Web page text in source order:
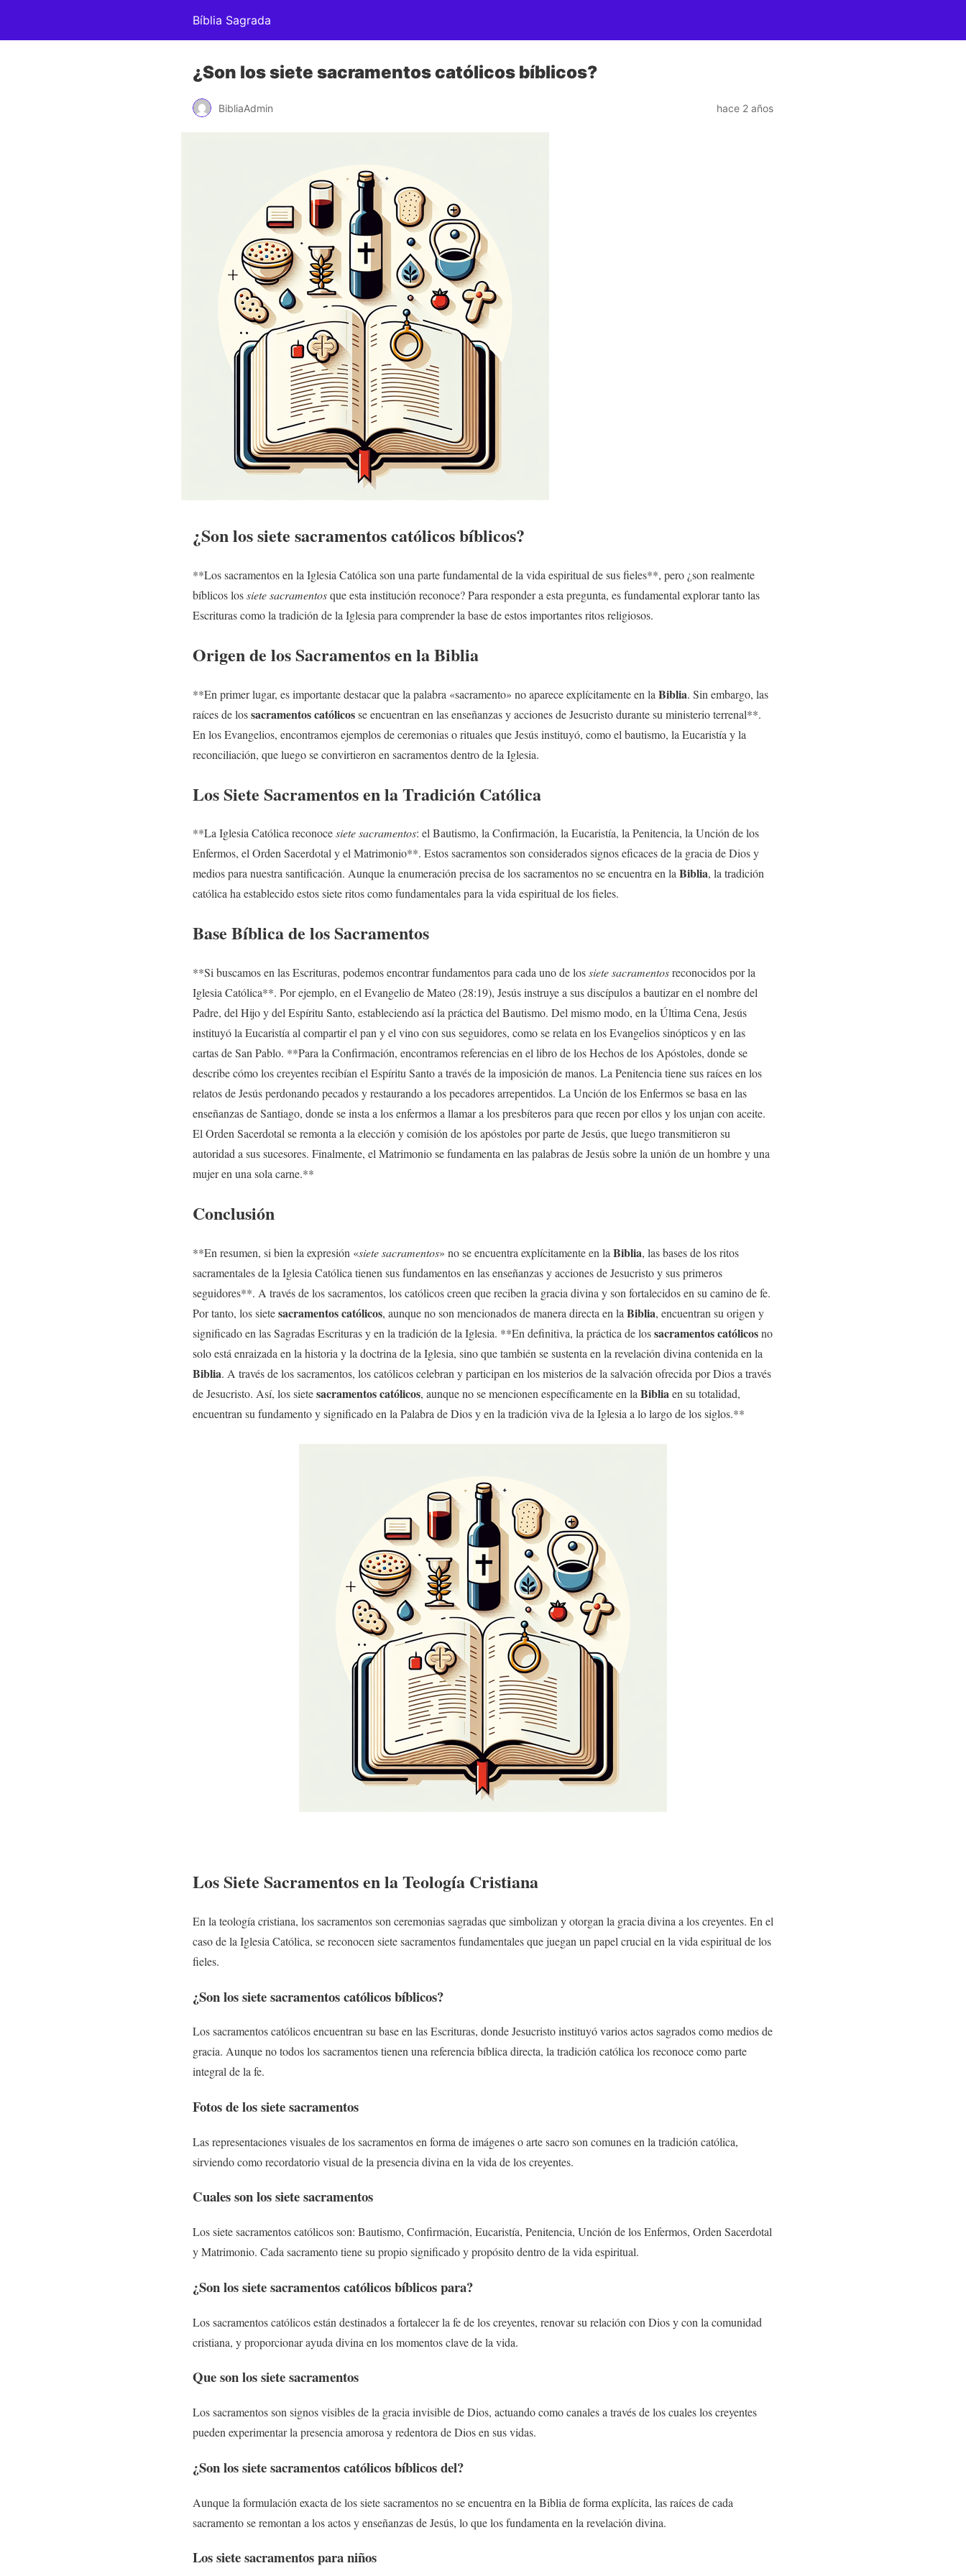
Bíblia Sagrada
¿Son los siete sacramentos católicos bíblicos?
BibliaAdmin hace 2 años
¿Son los siete sacramentos católicosbíblicos?
**Los sacramentos en la Iglesia Católica son una parte fundamental de la vida espiritual de sus fieles**, pero ¿son realmente
bíblicos lossiete sacramentosque esta institución reconoce? Para responder a esta pregunta, es fundamental explorar tanto las
Escrituras como la tradición de la Iglesia para comprender la base de estos importantes ritos religiosos.
Origen de los Sacramentos en laBiblia
**En primer lugar, es importante destacar que la palabra «sacramento» no aparece explícitamente en la Biblia. Sin embargo, las
raíces de lossacramentos católicosse encuentran en las enseñanzas y acciones de Jesucristo durante su ministerio terrenal**.
En los Evangelios, encontramos ejemplos de ceremonias o rituales que Jesús instituyó, como el bautismo, la Eucaristía y la
reconciliación, que luego se convirtieron en sacramentos dentro de la Iglesia.
Los Siete Sacramentos en la Tradición Católica
**La Iglesia Católica reconocesiete sacramentos: el Bautismo, la Confirmación, la Eucaristía, la Penitencia, la Unción de los
Enfermos, el Orden Sacerdotal y el Matrimonio**. Estos sacramentos son considerados signos eficaces de la gracia de Dios y
medios para nuestra santificación. Aunque la enumeración precisa de los sacramentos no se encuentra en laBiblia, la tradición
católica ha establecido estos siete ritos como fundamentales para la vida espiritual de los fieles.
Base Bíblica de los Sacramentos
**Si buscamos en las Escrituras, podemos encontrar fundamentos para cada uno de lossiete sacramentosreconocidos por la
Iglesia Católica**. Por ejemplo, en el Evangelio de Mateo (28:19), Jesús instruye a sus discípulos a bautizar en el nombre del
Padre, del Hijo y del Espíritu Santo, estableciendo así la práctica del Bautismo. Del mismo modo, en la Última Cena, Jesús
instituyó la Eucaristía al compartir el pan y el vino con sus seguidores, como se relata en los Evangelios sinópticos y en las
cartas de San Pablo. **Para la Confirmación, encontramos referencias en el libro de los Hechos de los Apóstoles, donde se
describe cómo los creyentes recibían el Espíritu Santo a través de la imposición de manos. La Penitencia tiene sus raíces en los
relatos de Jesús perdonando pecados y restaurando a los pecadores arrepentidos. La Unción de los Enfermos se basa en las
enseñanzas de Santiago, donde se insta a los enfermos a llamar a los presbíteros para que recen por ellos y los unjan con aceite.
El Orden Sacerdotal se remonta a la elección y comisión de los apóstoles por parte de Jesús, que luego transmitieron su
autoridad a sus sucesores. Finalmente, el Matrimonio se fundamenta en las palabras de Jesús sobre la unión de un hombre y una
mujer en una sola carne.**
Conclusión
**En resumen, si bien la expresión «siete sacramentos» no se encuentra explícitamente en la Biblia, las bases de los ritos
sacramentales de la Iglesia Católica tienen sus fundamentos en las enseñanzas y acciones de Jesucristo y sus primeros
seguidores**. A través de los sacramentos, los católicos creen que reciben la gracia divina y son fortalecidos en su camino de fe.
Por tanto, los sietesacramentos católicos, aunque no son mencionados de manera directa en la Biblia, encuentran su origen y
significado en las Sagradas Escrituras y en la tradición de la Iglesia. **En definitiva, la práctica de lossacramentos católicosno
solo está enraizada en la historia y la doctrina de la Iglesia, sino que también se sustenta en la revelación divina contenida en la
Biblia. A través de los sacramentos, los católicos celebran y participan en los misterios de la salvación ofrecida por Dios a través
de Jesucristo. Así, los sietesacramentos católicos, aunque no se mencionen específicamente en la Bibliaen su totalidad,
encuentran su fundamento y significado en la Palabra de Dios y en la tradición viva de la Iglesia a lo largo de los siglos.**
Los Siete Sacramentos en la Teología Cristiana
En la teología cristiana, los sacramentos son ceremonias sagradas que simbolizan y otorgan la gracia divina a los creyentes. En el
caso de la Iglesia Católica, se reconocen siete sacramentos fundamentales que juegan un papel crucial en la vida espiritual de los
fieles.
¿Son los siete sacramentos católicos bíblicos?
Los sacramentos católicos encuentran su base en las Escrituras, donde Jesucristo instituyó varios actos sagrados como medios de
gracia. Aunque no todos los sacramentos tienen una referencia bíblica directa, la tradición católica los reconoce como parte
integral de la fe.
Fotos de los siete sacramentos
Las representaciones visuales de los sacramentos en forma de imágenes o arte sacro son comunes en la tradición católica,
sirviendo como recordatorio visual de la presencia divina en la vida de los creyentes.
Cuales son los siete sacramentos
Los siete sacramentos católicos son: Bautismo, Confirmación, Eucaristía, Penitencia, Unción de los Enfermos, Orden Sacerdotal
y Matrimonio. Cada sacramento tiene su propio significado y propósito dentro de la vida espiritual.
¿Son los siete sacramentos católicos bíblicos para?
Los sacramentos católicos están destinados a fortalecer la fe de los creyentes, renovar su relación con Dios y con la comunidad
cristiana, y proporcionar ayuda divina en los momentos clave de la vida.
Que son los siete sacramentos
Los sacramentos son signos visibles de la gracia invisible de Dios, actuando como canales a través de los cuales los creyentes
pueden experimentar la presencia amorosa y redentora de Dios en sus vidas.
¿Son los siete sacramentos católicos bíblicos del?
Aunque la formulación exacta de los siete sacramentos no se encuentra en la Biblia de forma explícita, las raíces de cada
sacramento se remontan a los actos y enseñanzas de Jesús, lo que los fundamenta en la revelación divina.
Los siete sacramentos para niños